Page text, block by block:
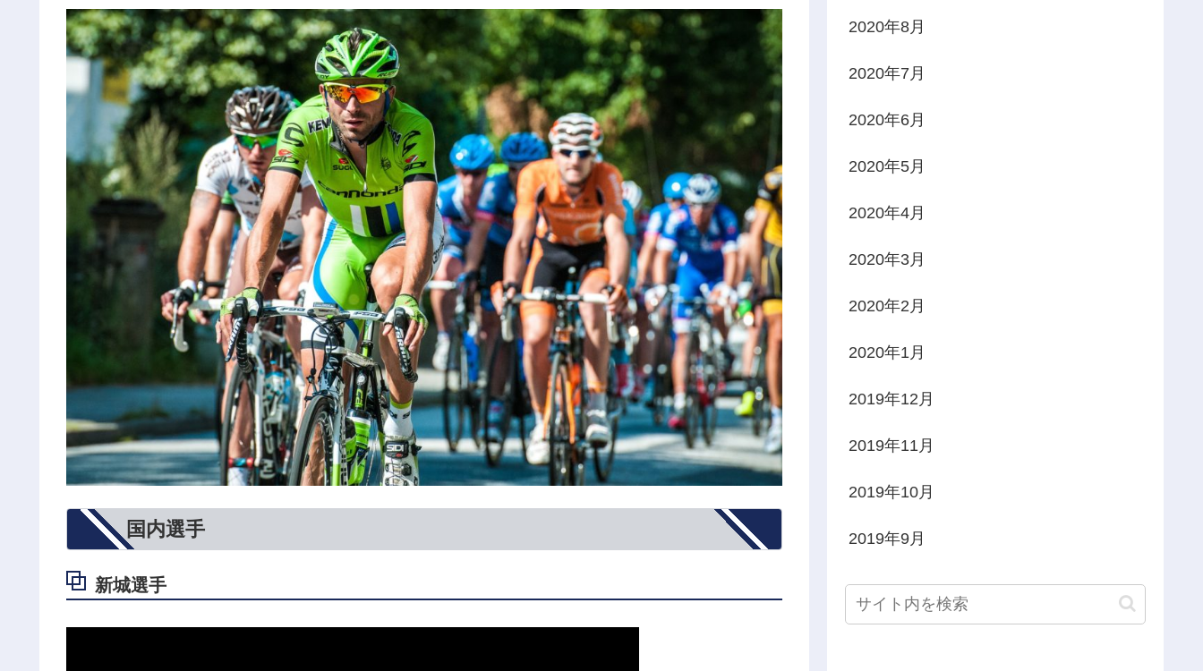
国内選手
新城選手
2020年8月
2020年7月
2020年6月
2020年5月
2020年4月
2020年3月
2020年2月
2020年1月
2019年12月
2019年11月
2019年10月
2019年9月